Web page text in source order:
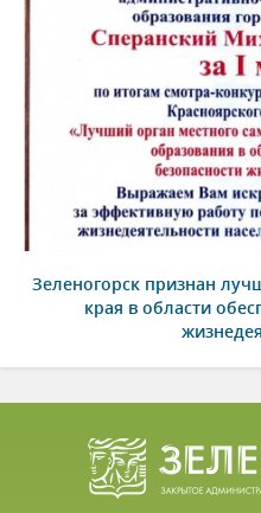
Зеленогорск признан
края в области